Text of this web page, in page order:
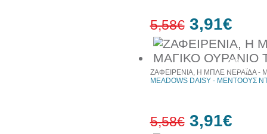
30%
έκπτωση
5,58€ 3,91€
ΖΑΦΕΙΡΕΝΙΑ, Η ΜΠΛΕ ΝΕΡΑΪΔΑ -
MEADOWS DAISY - ΜΕΝΤΟΟΥΣ
5,58€ 3,91€